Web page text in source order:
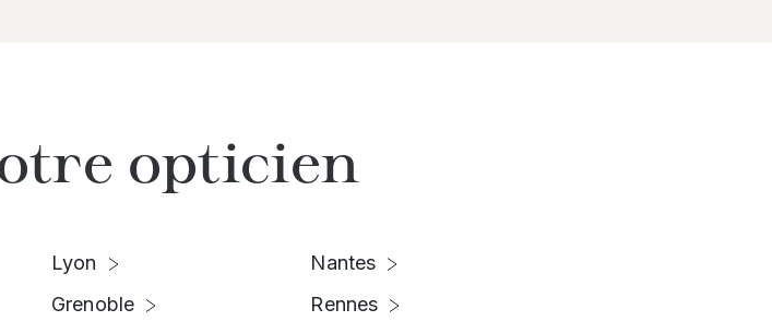
opticien
Lyon
Grenoble
Nantes
Rennes